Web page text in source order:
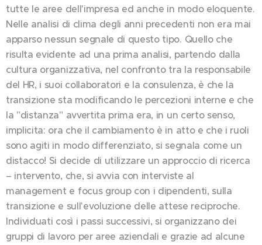
tutte le aree dell'impresa ed anche in modo eloquente.
Nelle analisi di clima degli anni precedenti non era mai
apparso nessun segnale di questo tipo. Quello che
risulta evidente ad una prima analisi, partendo dalla
cultura organizzativa, nel confronto tra la responsabile
del HR, i suoi collaboratori e la consulenza, è che la
transizione sta modificando le percezioni interne e che
la "distanza" avvertita prima era, in un certo senso,
implicita: ora che il cambiamento è in atto e che i ruoli
sono agiti in modo differenziato, si segnala come un
distacco! Si decide di utilizzare un approccio di ricerca
– intervento, che, si avvia con interviste al
management e focus group con i dipendenti, sulla
transizione e sull'evoluzione delle attese reciproche.
Individuati così i passi successivi, si organizzano dei
gruppi di lavoro per aree aziendali e grazie ad alcune